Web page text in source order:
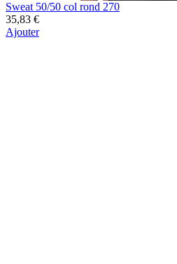
Sweat 50/50 col rond 270
35,83 €
Ajouter